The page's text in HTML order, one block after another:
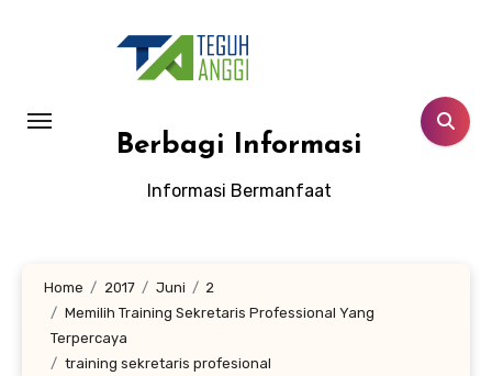
Berbagi Informasi
Informasi Bermanfaat
Home 2017 Juni
2
Memilih Training Sekretaris Professional Yang
Terpercaya
training sekretaris profesional